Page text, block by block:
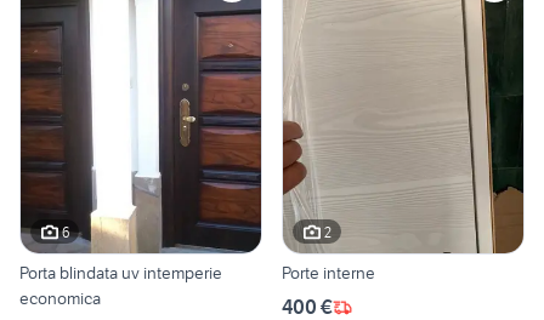
6
Porta blindata uv intemperie
economica
2
Porte interne
400 €